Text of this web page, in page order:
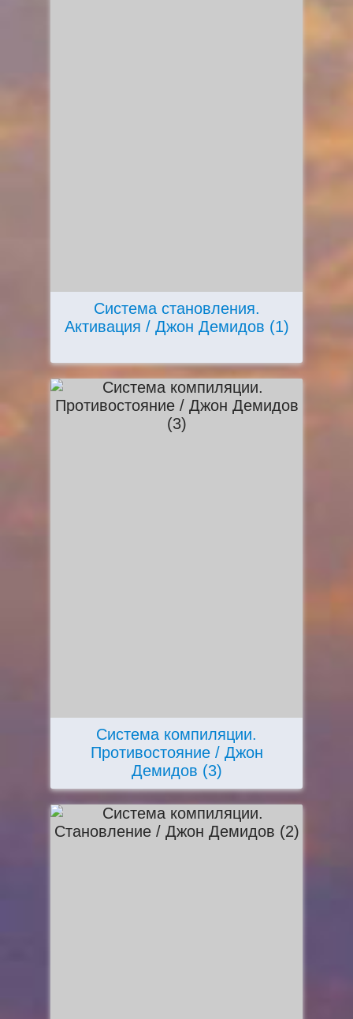
Система становления.
Активация / Джон Демидов (1)
Система компиляции.
Противостояние / Джон
Демидов (3)